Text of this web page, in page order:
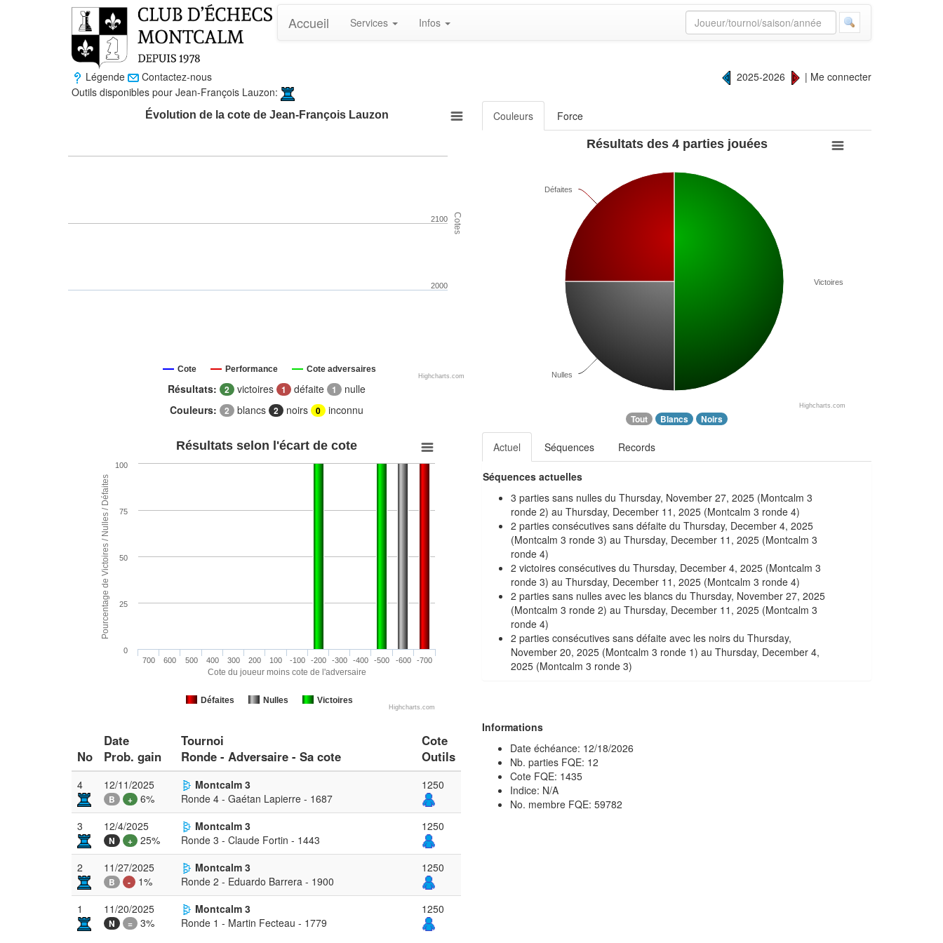
Accueil Services Infos
Légende Contactez-nous 2025-2026 | Me connecter
Outils disponibles pour Jean-François Lauzon:
Cotes
Évolution de la cote de Jean-François Lauzon
Cote Performance Cote adversaires
2000
2100
Highcharts.com
Résultats: 2 victoires 1 défaite 1 nulle
Couleurs:
2 blancs 2 noirs 0 inconnu
Couleurs
Force
Résultats des 4 parties jouées
Victoires
Nulles
Défaites
Highcharts.com
Tout Blancs Noirs
Cote du joueur moins cote de l'adversaire
Pourcentage de Victoires / Nulles / Défaites
Résultats selon l'écart de cote
Défaites Nulles Victoires
700 600 500 400 300 200 100 -100 -200 -300 -400 -500 -600 -700
0
100
25
50
75
Highcharts.com
Actuel Séquences Records
Séquences actuelles
3 parties sans nulles du Thursday, November 27, 2025 (Montcalm 3
ronde 2) au Thursday, December 11, 2025 (Montcalm 3 ronde 4)
2 parties consécutives sans défaite du Thursday, December 4, 2025
(Montcalm 3 ronde 3) au Thursday, December 11, 2025 (Montcalm 3
ronde 4)
2 victoires consécutives du Thursday, December 4, 2025 (Montcalm 3
ronde 3) au Thursday, December 11, 2025 (Montcalm 3 ronde 4)
2 parties sans nulles avec les blancs du Thursday, November 27, 2025
(Montcalm 3 ronde 2) au Thursday, December 11, 2025 (Montcalm 3
ronde 4)
2 parties consécutives sans défaite avec les noirs du Thursday,
November 20, 2025 (Montcalm 3 ronde 1) au Thursday, December 4,
2025 (Montcalm 3 ronde 3)
No
Date
Prob. gain
Tournoi
Ronde - Adversaire - Sa cote
Cote
Outils
4 12/11/2025
B + 6%
Montcalm 3
Ronde 4 - Gaétan Lapierre - 1687
1250
3 12/4/2025
N + 25%
Montcalm 3
Ronde 3 - Claude Fortin - 1443
1250
2 11/27/2025
B - 1%
Montcalm 3
Ronde 2 - Eduardo Barrera - 1900
1250
1 11/20/2025
N = 3%
Montcalm 3
Ronde 1 - Martin Fecteau - 1779
1250
Informations
Date échéance: 12/18/2026
Nb. parties FQE: 12
Cote FQE: 1435
Indice: N/A
No. membre FQE: 59782